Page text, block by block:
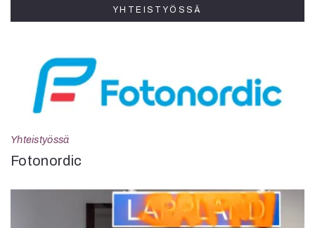
YHTEISTYÖSSÄ
Yhteistyössä
Fotonordic